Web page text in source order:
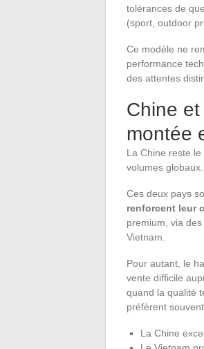
tolérances de
(sport, outdoor
Ce modèle ne
performance
des attentes
Chine
montée
La Chine reste
volumes
Ces deux pays
renforcent leur
premium, via
Vietnam.
Pour autant, le
vente difficile
quand la qualité
préfèrent
La Chine